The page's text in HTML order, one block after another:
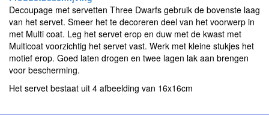
Decoupage met servetten Three Dwarfs gebruik de bovenste laag
van het servet. Smeer het te decoreren deel van het voorwerp in
met Multi coat. Leg het servet erop en duw met de kwast met
Multicoat voorzichtig het servet vast. Werk met kleine stukjes het
motief erop. Goed laten drogen en twee lagen lak aan brengen
voor bescherming.
Het servet bestaat uit 4 afbeelding van 16x16cm